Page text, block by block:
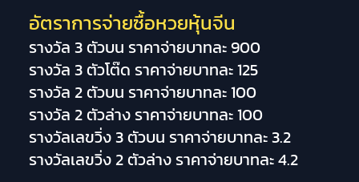
อัตราการจ่ายซื้อหวยหุ้นจีน
รางวัล 3 ตัวบน ราคาจ่ายบาทละ 900
รางวัล 3 ตัวโต๊ด ราคาจ่ายบาทละ 125
รางวัล 2 ตัวบน ราคาจ่ายบาทละ 100
รางวัล 2 ตัวล่าง ราคาจ่ายบาทละ 100
รางวัลเลขวิ่ง 3 ตัวบน ราคาจ่ายบาทละ 3.2
รางวัลเลขวิ่ง 2 ตัวล่าง ราคาจ่ายบาทละ 4.2